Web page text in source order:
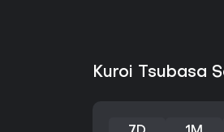
Kuroi Tsubasa